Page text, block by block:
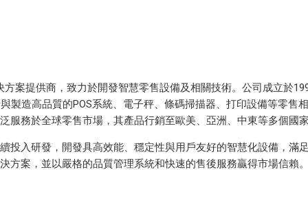
案提供商，致力於開發智慧零售設備及相關技術。公司成立於
製造高品質的POS系統、電子秤、條碼掃描器、打印設備等零售
服務於全球零售市場，其產品行銷至歐美、亞洲、中東等多個國家
投入研發，開發具高效能、穩定性與用戶友好的智慧化設備，滿
方案，並以嚴格的品質管理系統和快速的售後服務贏得市場信賴。